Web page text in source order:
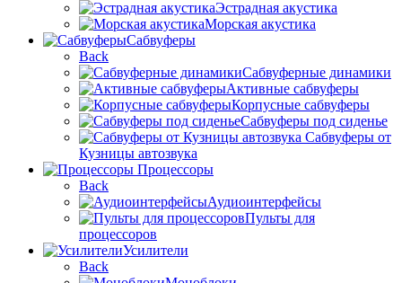
Эстрадная акустика
Морская акустика
Сабвуферы
Back
Сабвуферные динамики
Активные сабвуферы
Корпусные сабвуферы
Сабвуферы под сиденье
Сабвуферы от
Кузницы автозвука
Процессоры
Back
Аудиоинтерфейсы
Пульты для
процессоров
Усилители
Back